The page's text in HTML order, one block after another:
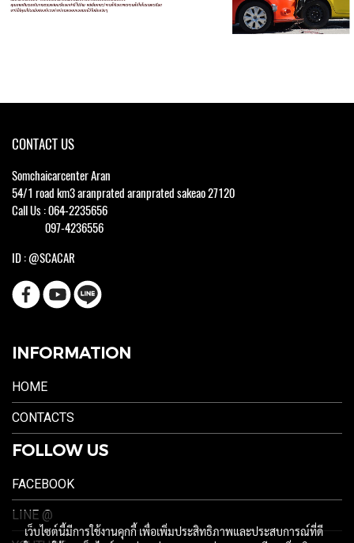
CONTACT US
Somchaicarcenter Aran
54/1 road km3 aranprated aranprated sakeao 27120
Call Us : 064-2235656
097-4236556
ID : @SCACAR
INFORMATION
HOME
CONTACTS
FOLLOW US
FACEBOOK
LINE @
เว็บไซต์นี้มีการใช้งานคุกกี้ เพื่อเพิ่มประสิทธิภาพและประสบการณ์ที่ดี